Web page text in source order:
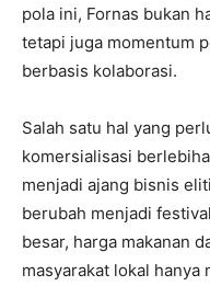
pola ini, Fornas bukan
tetapi juga momentum
berbasis kolaborasi.
Salah satu hal yang
komersialisasi
menjadi ajang bisnis
berubah menjadi
besar, harga makanan
masyarakat lokal hanya